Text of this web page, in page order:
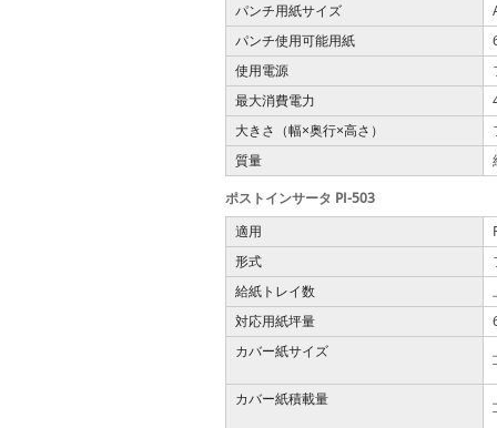
パンチ用紙サイズ
パンチ使用可能用紙
使用電源
最大消費電力
大きさ（幅×奥行×高さ）
質量
ポストインサータ PI-503
適用
形式
給紙トレイ数
対応用紙坪量
カバー紙サイズ
カバー紙積載量